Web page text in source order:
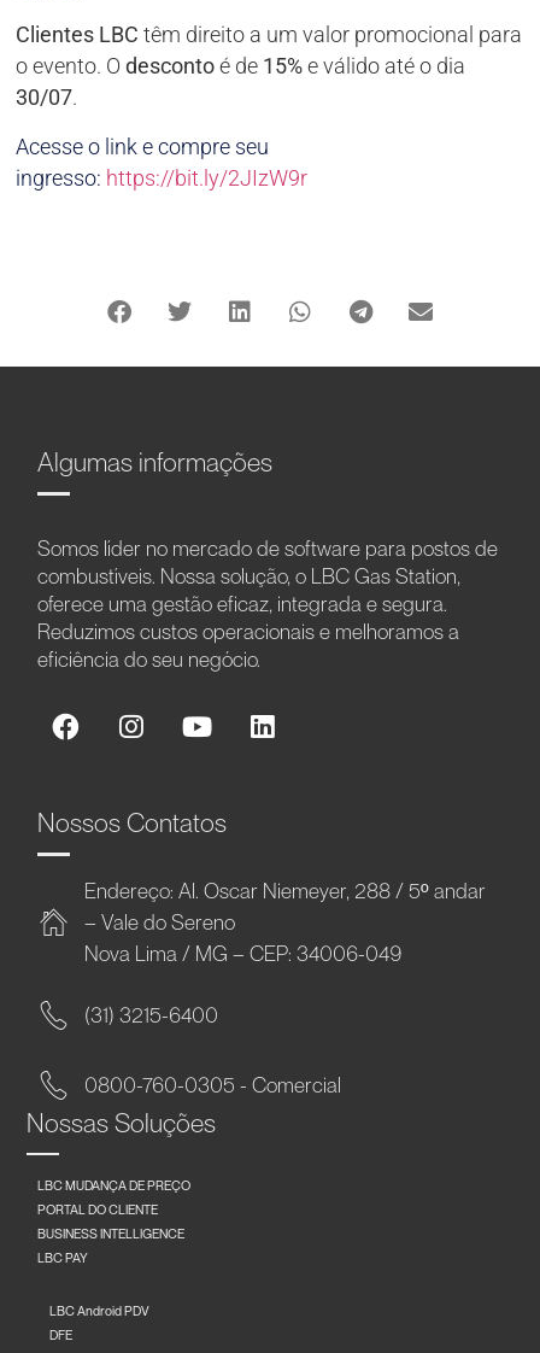
Clientes LBC têm direito a um valor promocional para
o evento. Odescontoé de 15%e válido até o dia
30/07.
Acesse o link e compre seu
ingresso: https://bit.ly/2JIzW9r
Algumas informações
Somos líder no mercado de software para postos de
combustíveis. Nossa solução, o LBC Gas Station,
oferece uma gestão eficaz, integrada e segura.
Reduzimos custos operacionais e melhoramos a
eficiência do seu negócio.
Nossos Contatos
Endereço: Al. Oscar Niemeyer, 288 / 5º andar
– Vale do Sereno
Nova Lima / MG – CEP: 34006-049
(31) 3215-6400
0800-760-0305 - Comercial
Nossas Soluções
LBC MUDANÇA DE PREÇO
PORTAL DO CLIENTE
BUSINESS INTELLIGENCE
LBC PAY
LBC Android PDV
DFE